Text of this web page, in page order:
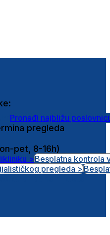
Pronađi najbližu
pregleda
pet, 8-16h)
>Besplatna kontrola
pregleda >